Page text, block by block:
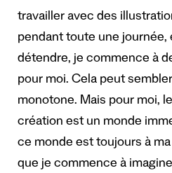
travailler avec des
pendant toute une journée,
détendre, je commence à
pour moi. Cela peut
monotone. Mais pour moi,
création est un monde
ce monde est toujours à
que je commence à